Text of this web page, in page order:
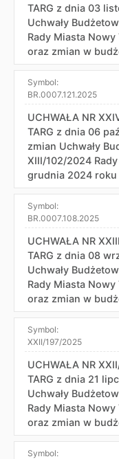
TARG z dnia 03
Uchwały
Rady Miasta
oraz zmian w
Symbol:
BR.0007.121.2025
UCHWAŁA NR
TARG z dnia 06
zmian Uchwały
XIII/102/2024
grudnia 2024 roku
Symbol:
BR.0007.108.2025
UCHWAŁA NR
TARG z dnia 08
Uchwały
Rady Miasta
oraz zmian w
Symbol:
XXII/197/2025
UCHWAŁA NR
TARG z dnia 21
Uchwały
Rady Miasta
oraz zmian w
Symbol: